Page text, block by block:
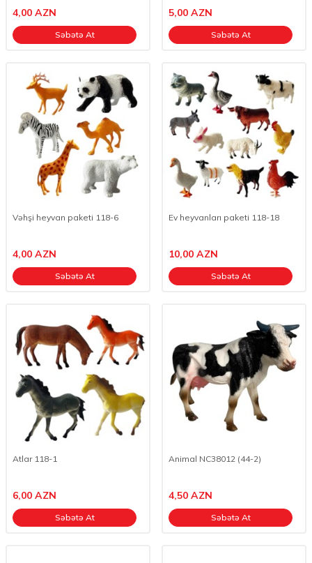
4,00 AZN
Səbətə At
5,00 AZN
Səbətə At
Vəhşi heyvan paketi 118-6
4,00 AZN
Səbətə At
Ev heyvanları paketi 118-18
10,00 AZN
Səbətə At
Atlar 118-1
6,00 AZN
Səbətə At
Animal NC38012 (44-2)
4,50 AZN
Səbətə At